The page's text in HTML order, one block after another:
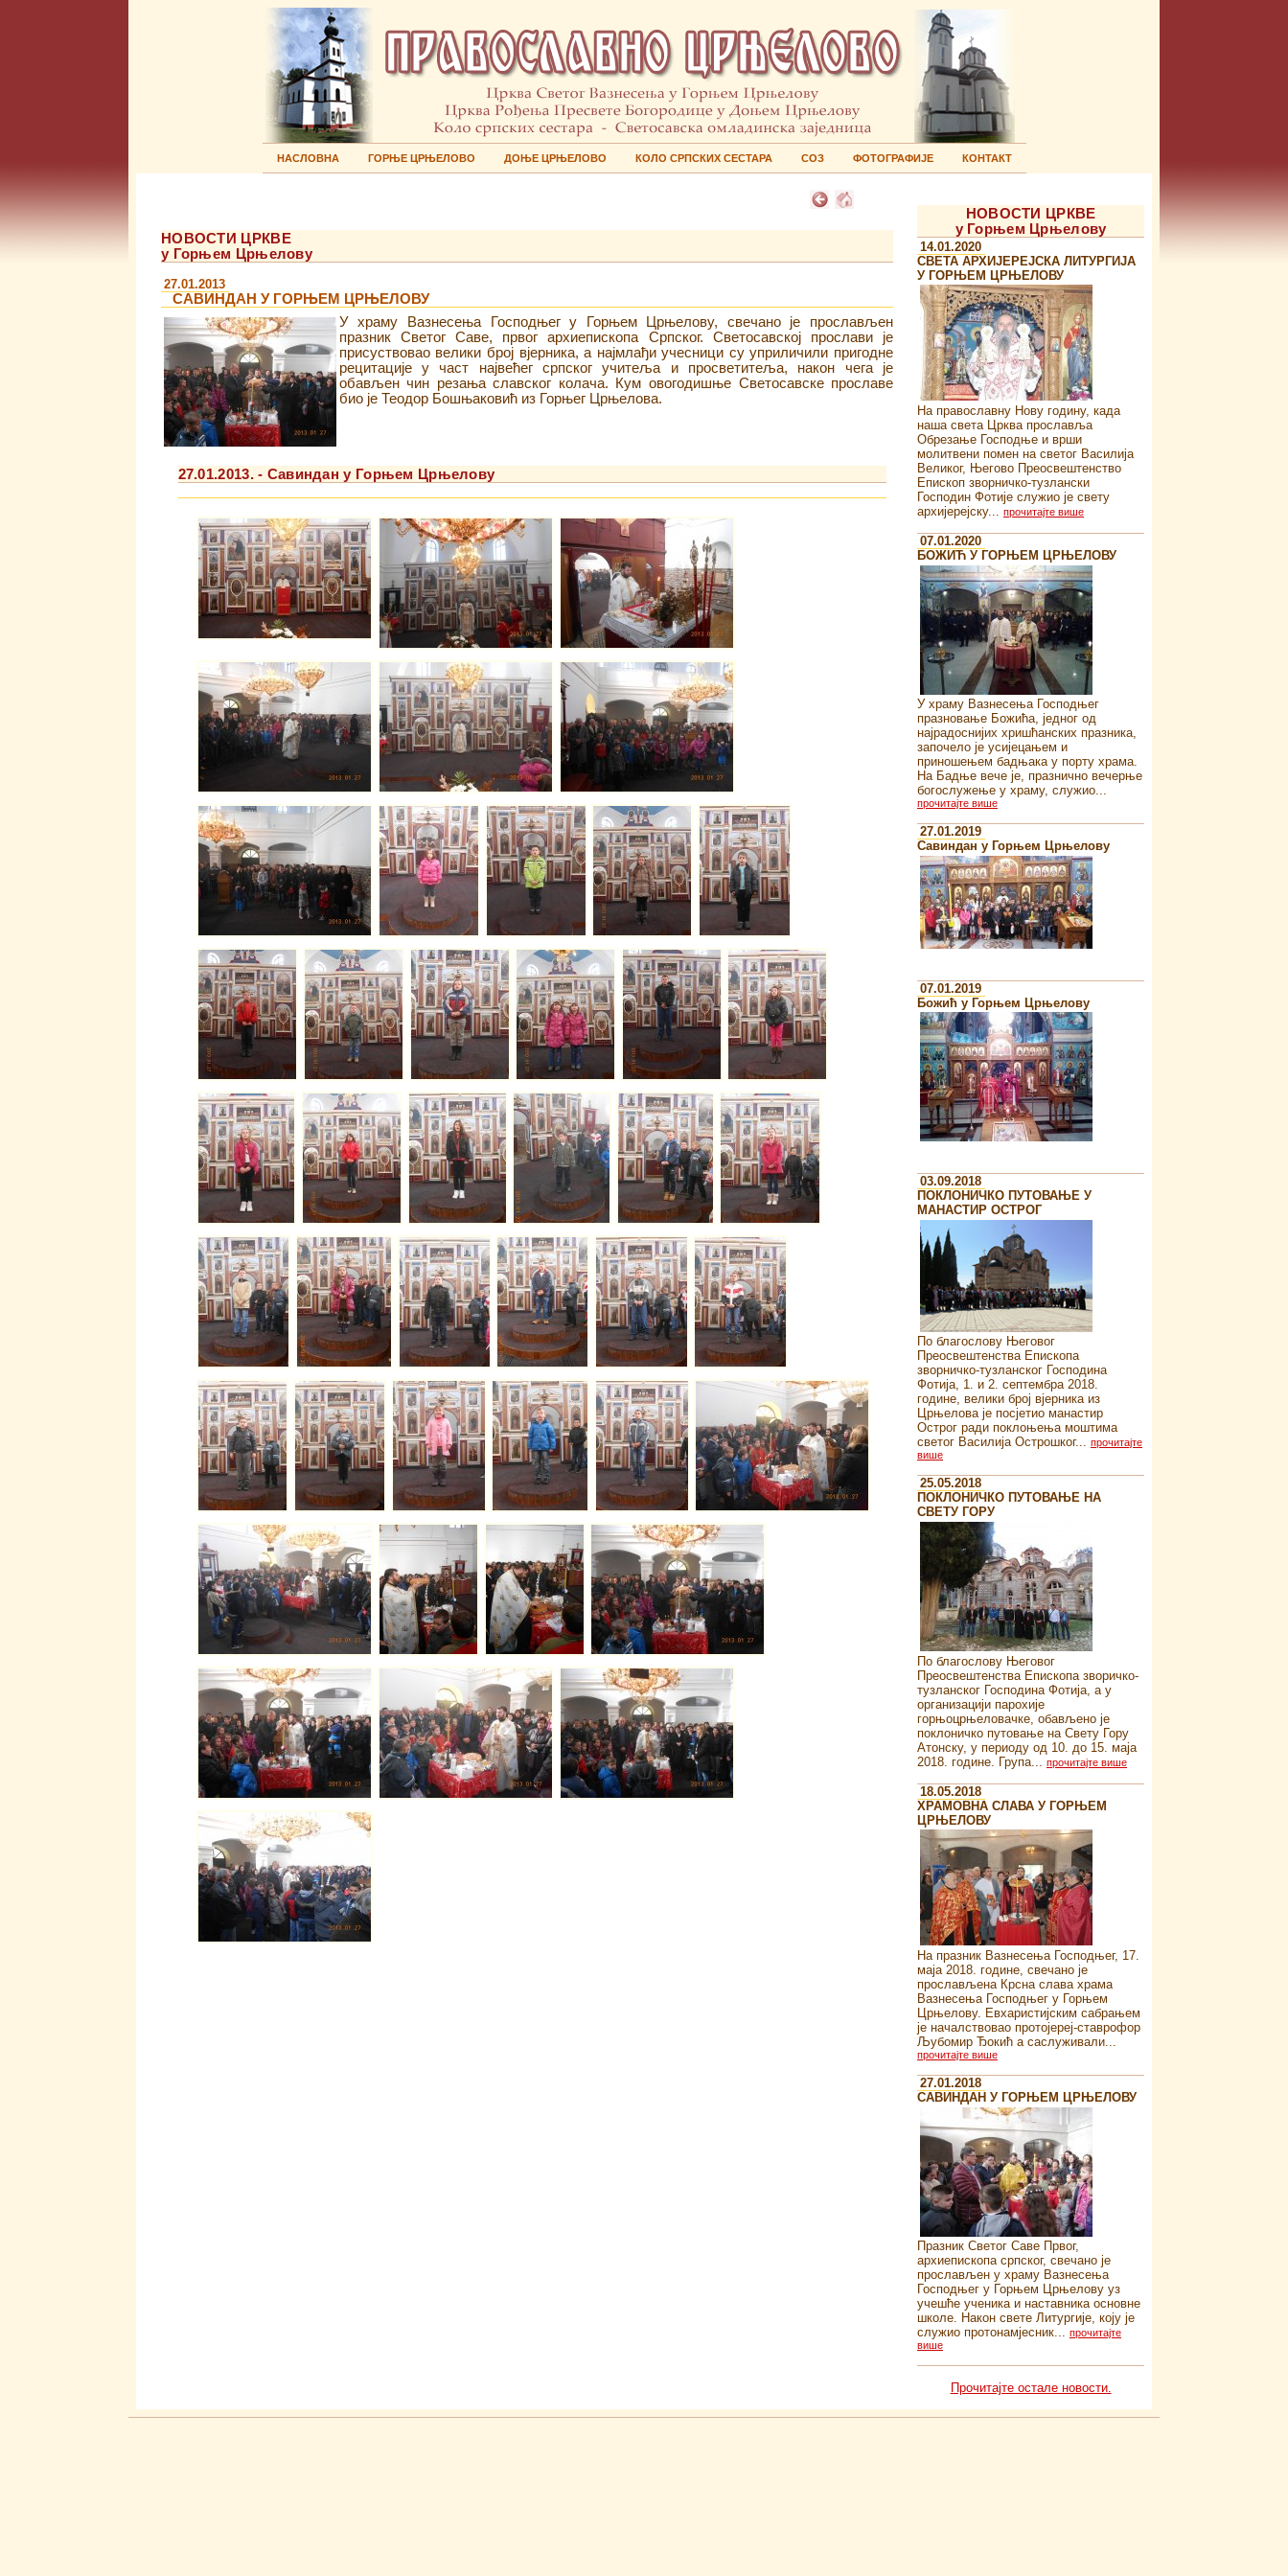
НАСЛОВНА ГОРЊЕ ЦРЊЕЛОВО ДОЊЕ ЦРЊЕЛОВО КОЛО СРПСКИХ СЕСТАРА СОЗ ФОТОГРАФИЈЕ КОНТАКТ
НОВОСТИ ЦРКВЕ
у Горњем Црњелову
27.01.2013
САВИНДАН У ГОРЊЕМ ЦРЊЕЛОВУ
У храму Вазнесења Господњег у Горњем Црњелову, свечано је прослављен
празник Светог Саве, првог архиепископа Српског. Светосавској прослави је
присуствовао велики број вјерника, а најмлађи учесници су уприличили пригодне
рецитације у част највећег српског учитеља и просветитеља, након чега је
обављен чин резања славског колача. Кум овогодишње Светосавске прославе
био је Теодор Бошњаковић из Горњег Црњелова.
27.01.2013. - Савиндан у Горњем Црњелову
НОВОСТИ ЦРКВЕ
у Горњем Црњелову
14.01.2020
СВЕТА АРХИЈЕРЕЈСКА ЛИТУРГИЈА
У ГОРЊЕМ ЦРЊЕЛОВУ
На православну Нову годину, када
наша света Црква прославља
Обрезање Господње и врши
молитвени помен на светог Василија
Великог, Његово Преосвештенство
Епископ зворничко-тузлански
Господин Фотије служио је свету
архијерејску... прочитајте више
07.01.2020
БОЖИЋ У ГОРЊЕМ ЦРЊЕЛОВУ
У храму Вазнесења Господњег
празновање Божића, једног од
најрадоснијих хришћанских празника,
започело је усијецањем и
приношењем бадњака у порту храма.
На Бадње вече је, празнично вечерње
богослужење у храму, служио...
прочитајте више
27.01.2019
Савиндан у Горњем Црњелову
07.01.2019
Божић у Горњем Црњелову
03.09.2018
ПОКЛОНИЧКО ПУТОВАЊЕ У
МАНАСТИР ОСТРОГ
По благослову Његовог
Преосвештенства Епископа
зворничко-тузланског Господина
Фотија, 1. и 2. септембра 2018.
године, велики број вјерника из
Црњелова је посјетио манастир
Острог ради поклоњења моштима
светог Василија Острошког... прочитајте
више
25.05.2018
ПОКЛОНИЧКО ПУТОВАЊЕ НА
СВЕТУ ГОРУ
По благослову Његовог
Преосвештенства Епископа зворичко-
тузланског Господина Фотија, а у
организацији парохије
горњоцрњеловачке, обављено је
поклоничко путовање на Свету Гору
Атонску, у периоду од 10. до 15. маја
2018. године. Група...
прочитајте више
18.05.2018
ХРАМОВНА СЛАВА У ГОРЊЕМ
ЦРЊЕЛОВУ
На празник Вазнесења Господњег, 17.
маја 2018. године, свечано је
прослављена Крсна слава храма
Вазнесења Господњег у Горњем
Црњелову. Евхаристијским сабрањем
је началствовао протојереј-ставрофор
Љубомир Ђокић а саслуживали...
прочитајте више
27.01.2018
САВИНДАН У ГОРЊЕМ ЦРЊЕЛОВУ
Празник Светог Саве Првог,
архиепископа српског, свечано је
прослављен у храму Вазнесења
Господњег у Горњем Црњелову уз
учешће ученика и наставника основне
школе. Након свете Литургије, коју је
служио протонамјесник... прочитајте
више
Прочитајте остале новости.